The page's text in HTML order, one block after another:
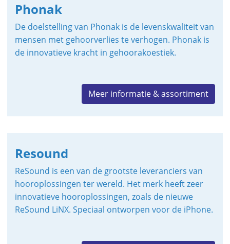
Phonak
De doelstelling van Phonak is de levenskwaliteit van
mensen met gehoorverlies te verhogen. Phonak is
de innovatieve kracht in gehoorakoestiek.
Meer informatie & assortiment
Resound
ReSound is een van de grootste leveranciers van
hooroplossingen ter wereld. Het merk heeft zeer
innovatieve hooroplossingen, zoals de nieuwe
ReSound LiNX. Speciaal ontworpen voor de iPhone.